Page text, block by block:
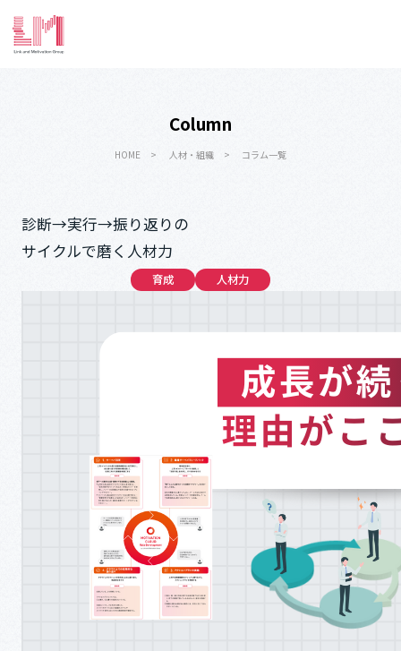
Column
HOME 人材・組織 コラム一覧
診断→実行→振り返りの
サイクルで磨く人材力
育成 人材力